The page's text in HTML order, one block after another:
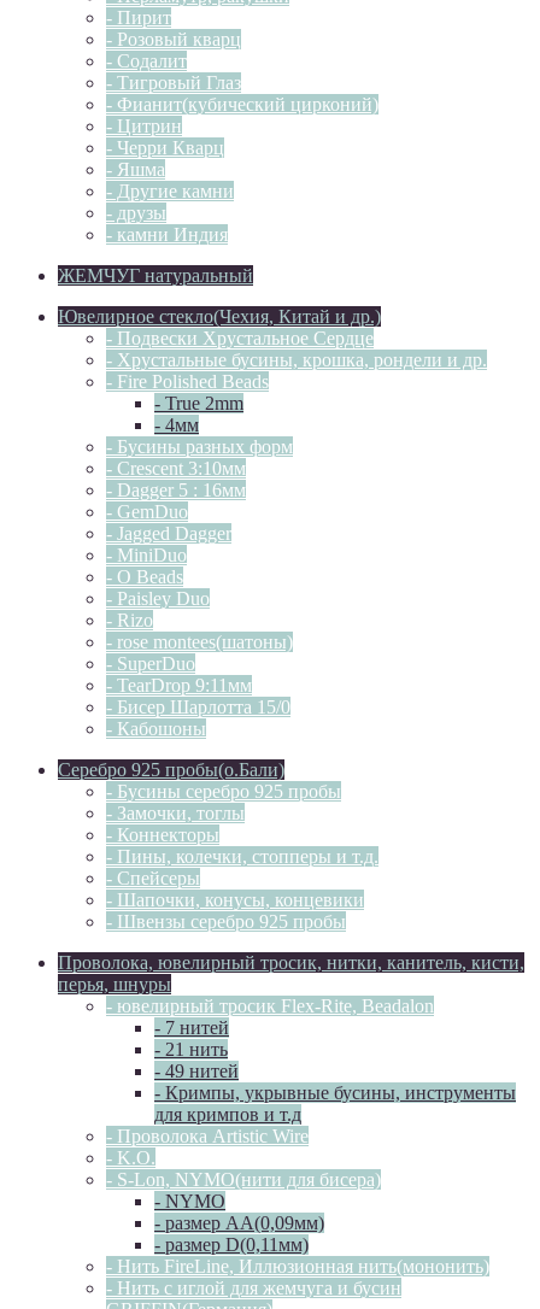
- Пирит
- Розовый кварц
- Содалит
- Тигровый Глаз
- Фианит(кубический цирконий)
- Цитрин
- Черри Кварц
- Яшма
- Другие камни
- друзы
- камни Индия
ЖЕМЧУГ натуральный
Ювелирное стекло(Чехия, Китай и др.)
- Подвески Хрустальное Сердце
- Хрустальные бусины, крошка, рондели и др.
- Fire Polished Beads
- True 2mm
- 4мм
- Бусины разных форм
- Crescent 3:10мм
- Dagger 5 : 16мм
- GemDuo
- Jagged Dagger
- MiniDuo
- O Beads
- Paisley Duo
- Rizo
- rose montees(шатоны)
- SuperDuo
- TearDrop 9:11мм
- Бисер Шарлотта 15/0
- Кабошоны
Серебро 925 пробы(о.Бали)
- Бусины серебро 925 пробы
- Замочки, тоглы
- Коннекторы
- Пины, колечки, стопперы и т.д.
- Спейсеры
- Шапочки, конусы, концевики
- Швензы серебро 925 пробы
Проволока, ювелирный тросик, нитки, канитель, кисти,
перья, шнуры
- ювелирный тросик Flex-Rite, Beadalon
- 7 нитей
- 21 нить
- 49 нитей
- Кримпы, укрывные бусины, инструменты
для кримпов и т.д
- Проволока Artistic Wire
- K.O.
- S-Lon, NYMO(нити для бисера)
- NYMO
- размер AA(0,09мм)
- размер D(0,11мм)
- Нить FireLine, Иллюзионная нить(мононить)
- Нить с иглой для жемчуга и бусин